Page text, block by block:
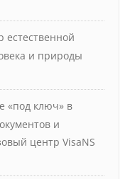
естественной
и природы
«под ключ» в
и
центр VisaNS